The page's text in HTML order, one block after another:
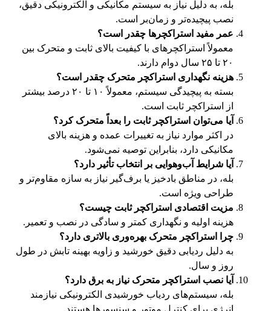
بله، به دلیل نیاز به سیستم مکانیکی و الکترونیکی دقیق،
نصب پیچیده‌تر و زمان‌بر است.
عمر مفید استراکچرها چقدر است؟
معمولاً استراکچرهای با کیفیت بالای ثابت و متحرک بین
۲۰ تا ۲۵ سال دوام دارند.
هزینه نگهداری استراکچر متحرک چقدر است؟
بسته به پیچیدگی سیستم، معمولاً ۱۰ تا ۲۰ درصد بیشتر
از استراکچر ثابت است.
آیا می‌توان استراکچر ثابت را بعداً متحرک کرد؟
در اکثر موارد نیاز به تغییرات عمده و هزینه بالای
مکانیکی دارد، بنابراین توصیه نمی‌شود.
آیا شرایط آب‌وهوایی بر انتخاب تأثیر دارد؟
بله، در مناطق بادخیز یا برف‌گیر نیاز به سازه مقاوم‌تر و
طراحی ویژه است.
مزیت اقتصادی استراکچر ثابت چیست؟
هزینه اولیه و نگهداری کمتر و سادگی در نصب و تعمیر.
چرا استراکچر متحرک بهره‌وری بالاتری دارد؟
به دلیل ردیابی دقیق خورشید و زاویه بهینه تابش در طول
روز و سال.
آیا نصب استراکچر متحرک نیاز به برق دارد؟
بله، سیستم‌های ردیاب خورشیدی الکترونیکی نیازمند
انرژی برای کنترل موتور و سنسورها هستند.